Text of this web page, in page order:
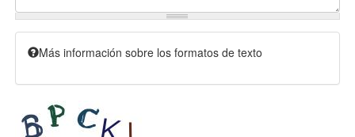
Más información sobre los formatos de texto